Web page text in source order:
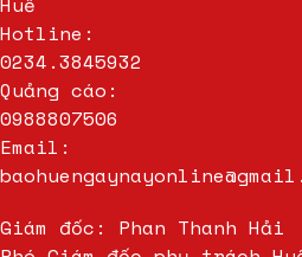
Hotline:
0234.3845932
Quảng cáo:
0988807506
Email:
Giám đốc: Phan Thanh Hải